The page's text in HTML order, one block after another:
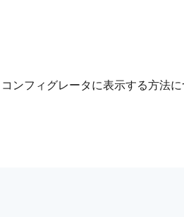
ンフィグレータに表示する方法